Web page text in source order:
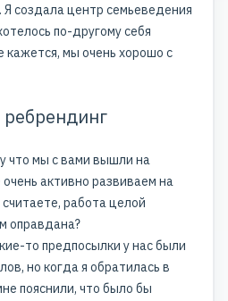
создала центр семьеведения
по-другому себя
кажется, мы очень хорошо с
ребрендинг
что мы с вами вышли на
активно развиваем на
работа целой
оправдана?
то предпосылки у нас были
но когда я обратилась в
пояснили, что было бы